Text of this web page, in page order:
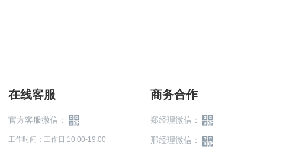
在线客服
官方客服微信：
工作时间：工作日 10:00-19:00
商务合作
郑经理微信：
邢经理微信：